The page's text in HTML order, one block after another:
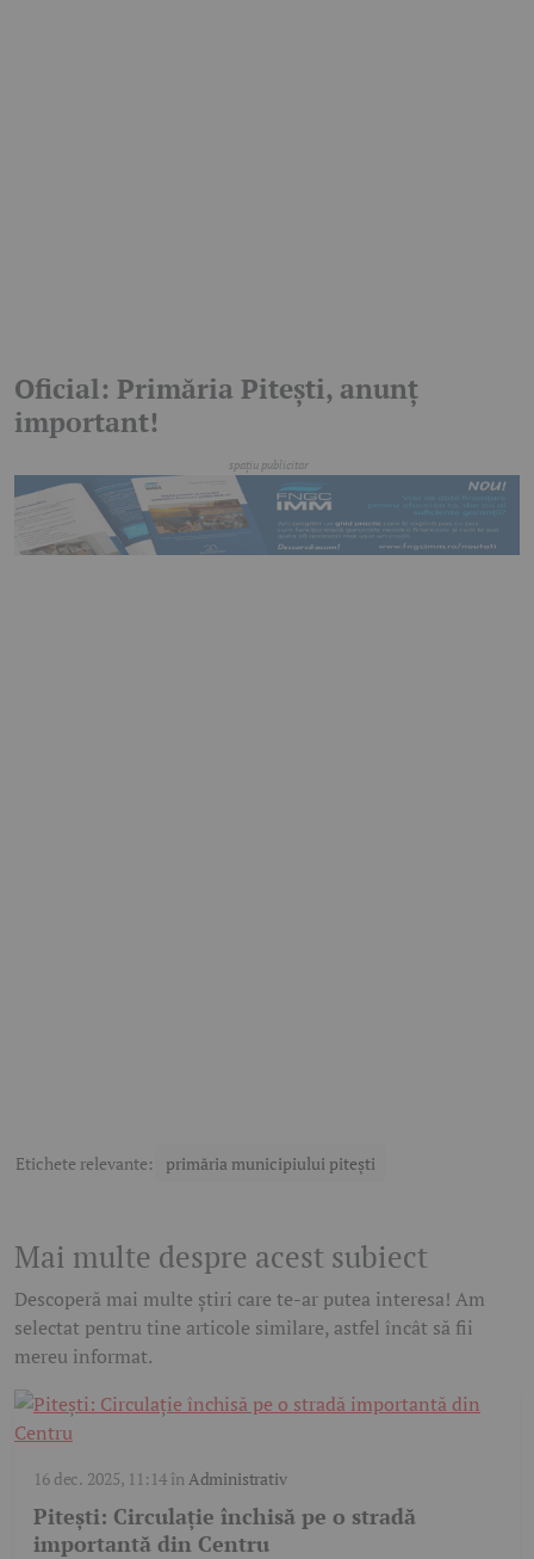
Oficial: Primăria Pitești, anunț
important!
Etichete relevante: primăria municipiului pitești
Mai multe despre acest subiect
Descoperă mai multe știri care te-ar putea interesa! Am
selectat pentru tine articole similare, astfel încât să fii
mereu informat.
16 dec. 2025, 11:14înAdministrativ
Pitești: Circulație închisă pe o stradă
importantă din Centru